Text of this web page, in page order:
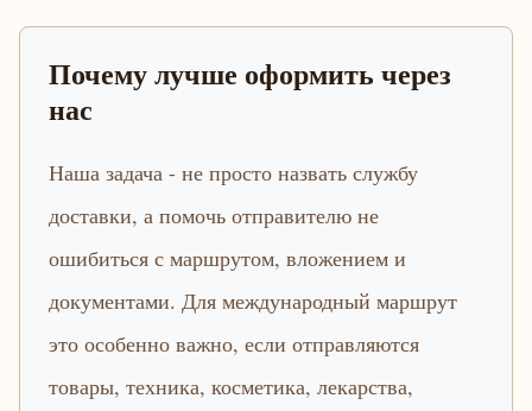
Почему лучше оформить через
нас
Наша задача - не просто назвать службу
доставки, а помочь отправителю не
ошибиться с маршрутом, вложением и
документами. Для международный маршрут
это особенно важно, если отправляются
товары, техника, косметика, лекарства,